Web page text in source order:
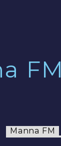
FM
Manna FM